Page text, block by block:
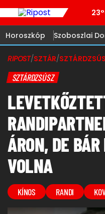
Horoszkóp Szoboszlai
RIPOST/SZTÁR/
SZTÁRDZSÚSZ
ÁRON, DE
VOLNA
KÍNOS RANDI